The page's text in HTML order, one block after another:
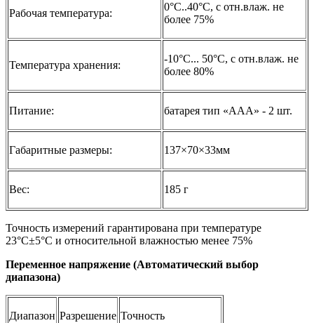
Рабочая температура:
0°C..40°C, с отн.влаж. не
более 75%
Температура хранения:
-10°C... 50°C, с отн.влаж. не
более 80%
Питание: батарея тип «ААА» - 2 шт.
Габаритные размеры: 137×70×33мм
Вес: 185 г
Точность измерений гарантирована при температуре
23°С±5°С и относительной влажностью менее 75%
Переменное напряжение (Автоматический выбор
диапазона)
Диапазон Разрешение Точность